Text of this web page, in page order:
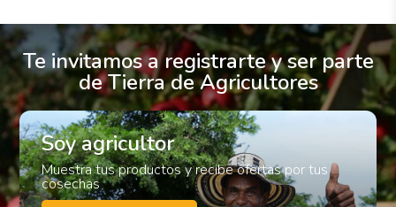
Te invitamos a registrarte y ser parte
de Tierra de Agricultores
Soy agricultor
Muestra tus productos y recibe ofertas por tus
cosechas